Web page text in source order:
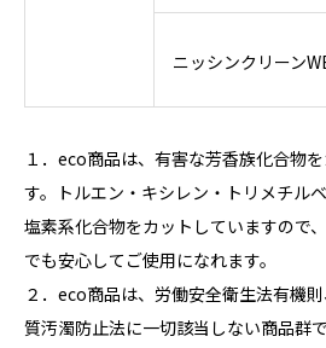
ニッシンクリーン
１．eco商品は、有害な芳香族化合物
す。トルエン・キシレン・トリメチル
塩素系化合物をカットしていますので
でも安心してご使用になれます。
２．eco商品は、労働安全衛生法有機
質汚濁防止法に一切該当しない商品群で